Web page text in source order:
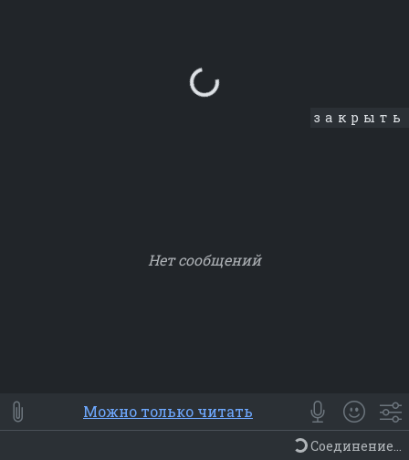
Loading...
закрыть
Нет сообщений
⭐ Мои Smile
😀 Emoji
Смайлики
Люди Животные Еда Объекты
Можно только читать
Соединение...